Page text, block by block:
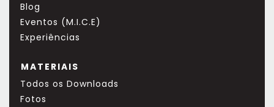
Blog
Eventos (M.I.C.E)
Experiências
MATERIAIS
Todos os Downloads
Fotos